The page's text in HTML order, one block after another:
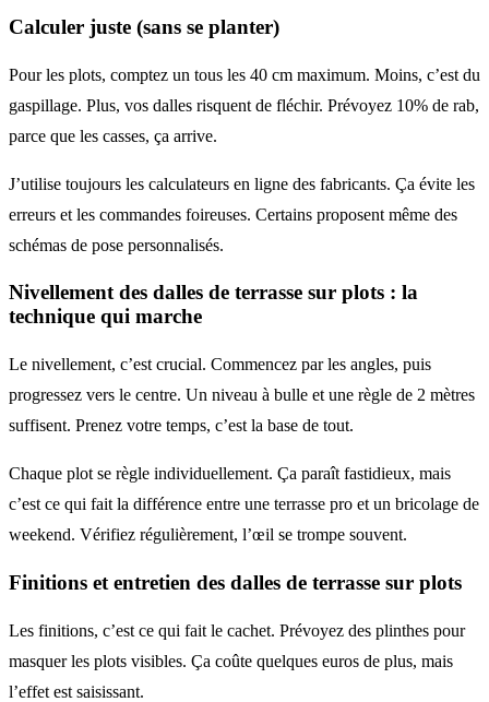
Calculer juste (sans se planter)
Pour les plots, comptez un tous les 40 cm maximum. Moins, c’est du
gaspillage. Plus, vos dalles risquent de fléchir. Prévoyez 10% de rab,
parce que les casses, ça arrive.
J’utilise toujours les calculateurs en ligne des fabricants. Ça évite les
erreurs et les commandes foireuses. Certains proposent même des
schémas de pose personnalisés.
Nivellement des dalles de terrasse sur plots : la
technique qui marche
Le nivellement, c’est crucial. Commencez par les angles, puis
progressez vers le centre. Un niveau à bulle et une règle de 2 mètres
suffisent. Prenez votre temps, c’est la base de tout.
Chaque plot se règle individuellement. Ça paraît fastidieux, mais
c’est ce qui fait la différence entre une terrasse pro et un bricolage de
weekend. Vérifiez régulièrement, l’œil se trompe souvent.
Finitions et entretien des dalles de terrasse sur plots
Les finitions, c’est ce qui fait le cachet. Prévoyez des plinthes pour
masquer les plots visibles. Ça coûte quelques euros de plus, mais
l’effet est saisissant.